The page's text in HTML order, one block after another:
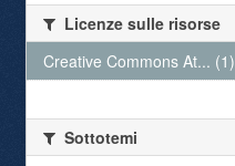
Licenze sulle risorse
Creative Commons At... (1)
Sottotemi